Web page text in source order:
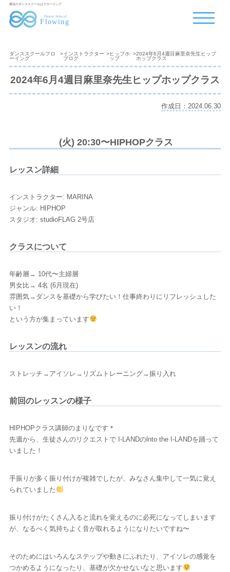
横浜のダンススクールはフローイング
ダンススクールフロ
ーイング
>インストラクター
ブログ
>ヒップホ
ップ
>2024年6月4週目麻里奈先生ヒップ
ホップクラス
2024年6月4週目麻里奈先生ヒップホップクラス
作成日：2024.06.30
(火) 20:30〜HIPHOPクラス
レッスン詳細
インストラクター: MARINA
ジャンル: HIPHOP
スタジオ: studioFLAG 2号店
クラスについて
年齢層→ 10代〜主婦層
男女比→ 4名 (6月現在)
雰囲気→ダンスを基礎から学びたい！仕事終わりにリフレッシュした
い！
という方が集まっています
レッスンの流れ
ストレッチ→アイソレ→リズムトレーニング→振り入れ
前回のレッスンの様子
HIPHOPクラス講師のまりなです＊
先週から、生徒さんのリクエストで I-LANDのlnto the I-LANDを踊って
いました！
手振りが多く振り付けが複雑でしたが、みなさん集中して一気に覚え
られていました
振り付けがたくさん入ると流れを覚えるのに必死になってしまいます
が、なるべく気持ちよく音が取れるようになりたいですね〜
そのためにはいろんなステップや動きにふれたり、アイソレの感覚を
つかめるようになったり、基礎が欠かせないなと思います